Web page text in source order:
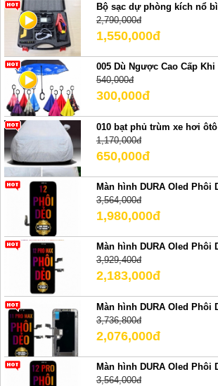
Bộ sạc dự phòng kích nổ
2,790,000đ
1,550,000đ
005 Dù Ngược Cao Cấp
540,000đ
300,000đ
010 bạt phủ trùm xe hơi
1,170,000đ
650,000đ
Màn hình DURA Oled Phôi
3,564,000đ
1,980,000đ
Màn hình DURA Oled Phôi
3,929,400đ
2,183,000đ
Màn hình DURA Oled Phôi
3,736,800đ
2,076,000đ
Màn hình DURA Oled Phôi
3,564,000đ